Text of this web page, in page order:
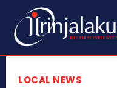
LOCAL NEWS